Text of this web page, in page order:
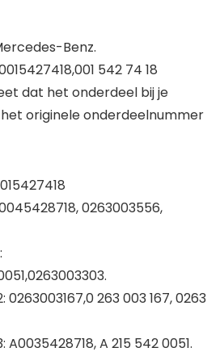
Benz.
542 74 18
dat het onderdeel bij je
originele onderdeelnummer
0263003556,
263 003 167, 0263
A 215 542 0051.